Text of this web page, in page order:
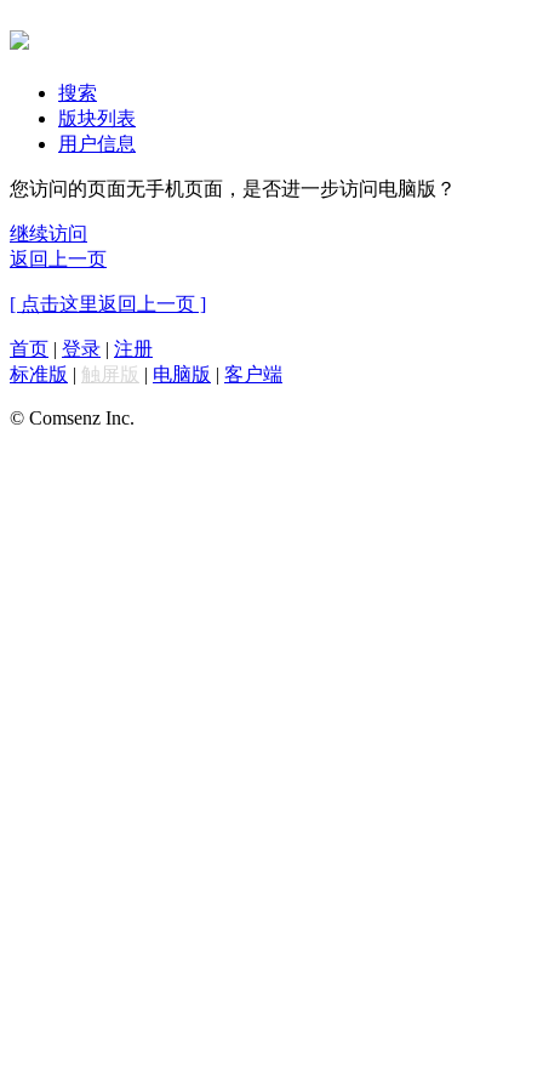
搜索
版块列表
用户信息
您访问的页面无手机页面，是否进一步访问电脑版？
继续访问
返回上一页
[ 点击这里返回上一页 ]
首页 | 登录 | 注册
标准版 | 触屏版 | 电脑版 | 客户端
© Comsenz Inc.